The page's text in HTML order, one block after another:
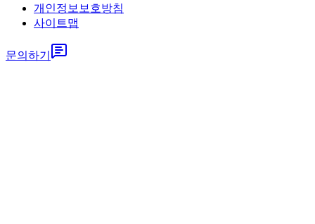
개인정보보호방침
사이트맵
문의하기